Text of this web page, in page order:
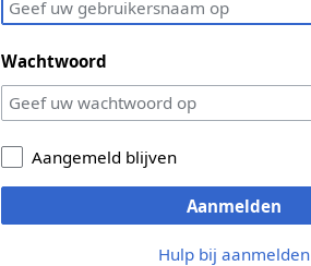
Wachtwoord
Aangemeld blijven
Aanmelden
Hulp bij aanmelden